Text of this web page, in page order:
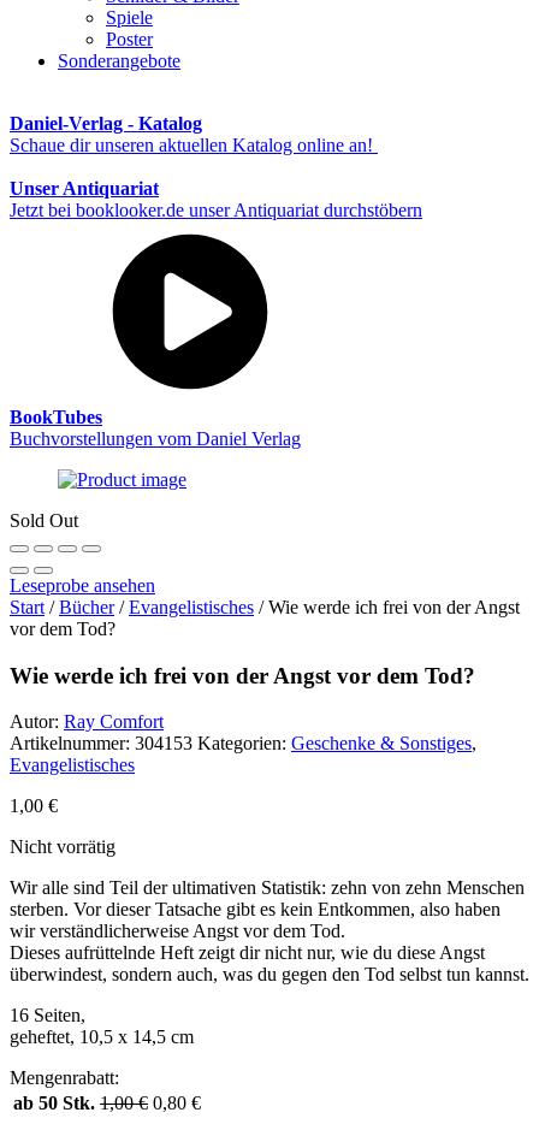
Spiele
Poster
Sonderangebote
Daniel-Verlag - Katalog
Schaue dir unseren aktuellen Katalog online an!
Unser Antiquariat
Jetzt bei booklooker.de unser Antiquariat durchstöbern
BookTubes
Buchvorstellungen vom Daniel Verlag
Sold Out
Leseprobe ansehen
Start /Bücher/Evangelistisches / Wie werde ich frei von der Angst
vor dem Tod?
Wie werde ich frei von der Angst vor dem Tod?
Autor: Ray Comfort
Artikelnummer: 304153 Kategorien: Geschenke & Sonstiges,
Evangelistisches
1,00 €
Nicht vorrätig
Wir alle sind Teil der ultimativen Statistik: zehn von zehn Menschen
sterben. Vor dieser Tatsache gibt es kein Entkommen, also haben
wir verständlicherweise Angst vor dem Tod.
Dieses aufrüttelnde Heft zeigt dir nicht nur, wie du diese Angst
überwindest, sondern auch, was du gegen den Tod selbst tun kannst.
16 Seiten,
geheftet, 10,5 x 14,5 cm
Mengenrabatt:
ab 50 Stk. 1,00€ 0,80 €